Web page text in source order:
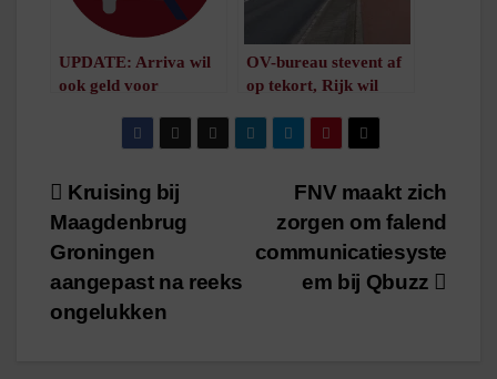
UPDATE: Arriva wil
ook geld voor
minuut leestijd
OV-bureau stevent af
op tekort, Rijk wil
OV besteden
/ 2minuten leestijd
Bericht
navigatie
FNV maakt zich
zorgen om falend
communicatiesyste
em bij Qbuzz
Kruising bij
Maagdenbrug
Groningen
aangepast na reeks
ongelukken